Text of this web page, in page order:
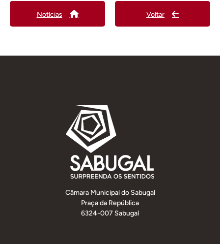
Notícias Voltar
Câmara Municipal do Sabugal
Praça da República
6324-007 Sabugal